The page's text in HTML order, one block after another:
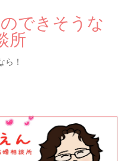
できそうな
所
ら！